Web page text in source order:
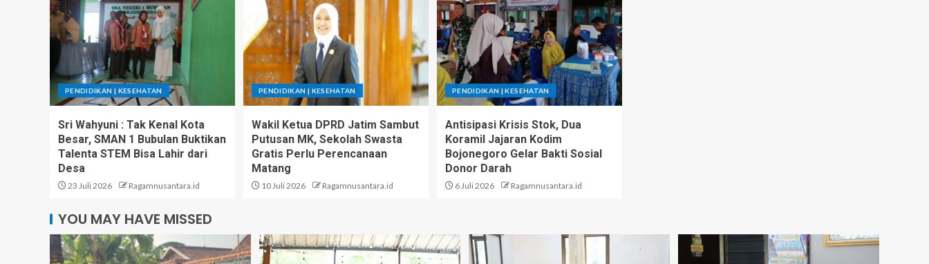
PENDIDIKAN | KESEHATAN
Sri Wahyuni : Tak Kenal Kota
Besar, SMAN 1 Bubulan Buktikan
Talenta STEM Bisa Lahir dari
Desa
23 Juli 2026 Ragamnusantara.id
PENDIDIKAN | KESEHATAN
Wakil Ketua DPRD Jatim Sambut
Putusan MK, Sekolah Swasta
Gratis Perlu Perencanaan
Matang
10 Juli 2026 Ragamnusantara.id
PENDIDIKAN | KESEHATAN
Antisipasi Krisis Stok, Dua
Koramil Jajaran Kodim
Bojonegoro Gelar Bakti Sosial
Donor Darah
6 Juli 2026 Ragamnusantara.id
YOU MAY HAVE MISSED